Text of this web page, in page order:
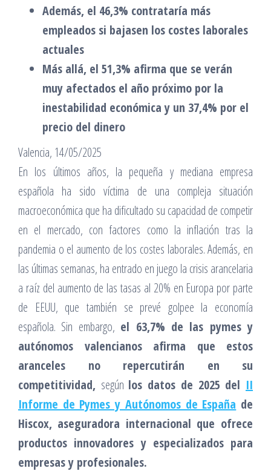
Además, el 46,3% contrataría más
empleados si bajasen los costes laborales
actuales
Más allá, el 51,3% afirma que se verán
muy afectados el año próximo por la
inestabilidad económica y un 37,4% por el
precio del dinero
Valencia, 14/05/2025
En los últimos años, la pequeña y mediana empresa
española ha sido víctima de una compleja situación
macroeconómica que ha dificultado su capacidad de competir
en el mercado, con factores como la inflación tras la
pandemia o el aumento de los costes laborales. Además, en
las últimas semanas, ha entrado en juego la crisis arancelaria
a raíz del aumento de las tasas al 20% en Europa por parte
de EEUU, que también se prevé golpee la economía
española. Sin embargo, el 63,7% de las pymes y
autónomos valencianos afirma que estos
aranceles no repercutirán en su
competitividad, según los datos de 2025 del II
Informe de Pymes y Autónomos de España de
Hiscox, aseguradora internacional que ofrece
productos innovadores y especializados para
empresas y profesionales.